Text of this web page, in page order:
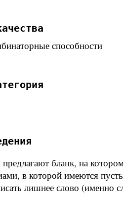
способности
бланк, на котором
в которой имеются
лишнее слово (именно